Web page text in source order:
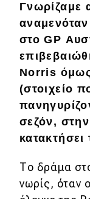
Main navigation
Νέα μοντέλα
Πρωτότυπα
Ελλάδα
Κόσμος
Ασφάλεια
Αγορά
Γνωρίζαμε
αναμενόταν
στο GP
Norris όμως
(στοιχείο
σεζόν,
κατακτήσει
Το δράμα
νωρίς, όταν